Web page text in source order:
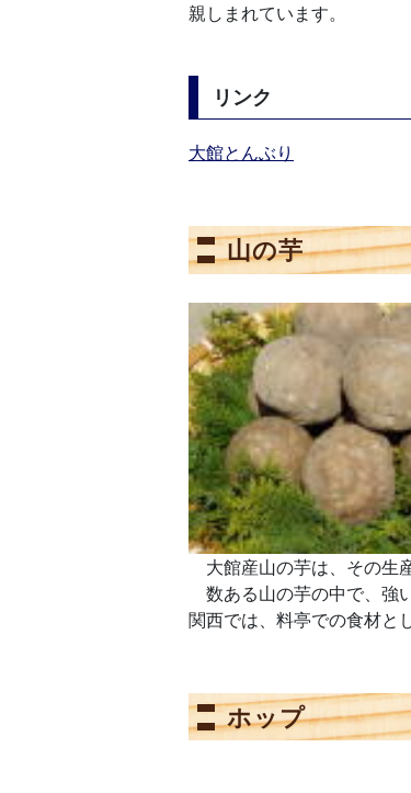
親しまれています。
リンク
大館とんぶり
山の芋
大館産山の芋は、その生
数ある山の芋の中で、強
関西では、料亭での食材と
ホップ